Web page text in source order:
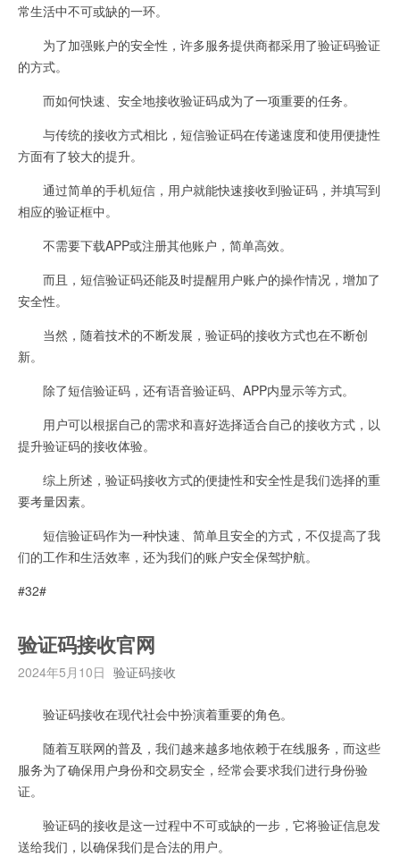
常生活中不可或缺的一环。
为了加强账户的安全性，许多服务提供商都采用了验证码验证
的方式。
而如何快速、安全地接收验证码成为了一项重要的任务。
与传统的接收方式相比，短信验证码在传递速度和使用便捷性
方面有了较大的提升。
通过简单的手机短信，用户就能快速接收到验证码，并填写到
相应的验证框中。
不需要下载APP或注册其他账户，简单高效。
而且，短信验证码还能及时提醒用户账户的操作情况，增加了
安全性。
当然，随着技术的不断发展，验证码的接收方式也在不断创
新。
除了短信验证码，还有语音验证码、APP内显示等方式。
用户可以根据自己的需求和喜好选择适合自己的接收方式，以
提升验证码的接收体验。
综上所述，验证码接收方式的便捷性和安全性是我们选择的重
要考量因素。
短信验证码作为一种快速、简单且安全的方式，不仅提高了我
们的工作和生活效率，还为我们的账户安全保驾护航。
#32#
验证码接收官网
2024年5月10日 验证码接收
验证码接收在现代社会中扮演着重要的角色。
随着互联网的普及，我们越来越多地依赖于在线服务，而这些
服务为了确保用户身份和交易安全，经常会要求我们进行身份验
证。
验证码的接收是这一过程中不可或缺的一步，它将验证信息发
送给我们，以确保我们是合法的用户。